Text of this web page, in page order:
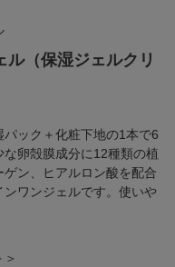
ル（保湿ジェルクリ
ック＋化粧下地の1本で6
卵殻膜成分に12種類の植
ン、ヒアルロン酸を配合
ワンジェルです。使いや